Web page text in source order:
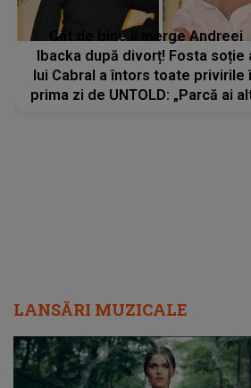
Cât de bine îi merge Andreei
Ibacka după divorț! Fosta soție
lui Cabral a întors toate privirile
prima zi de UNTOLD: „Parcă ai
LANSĂRI MUZICALE